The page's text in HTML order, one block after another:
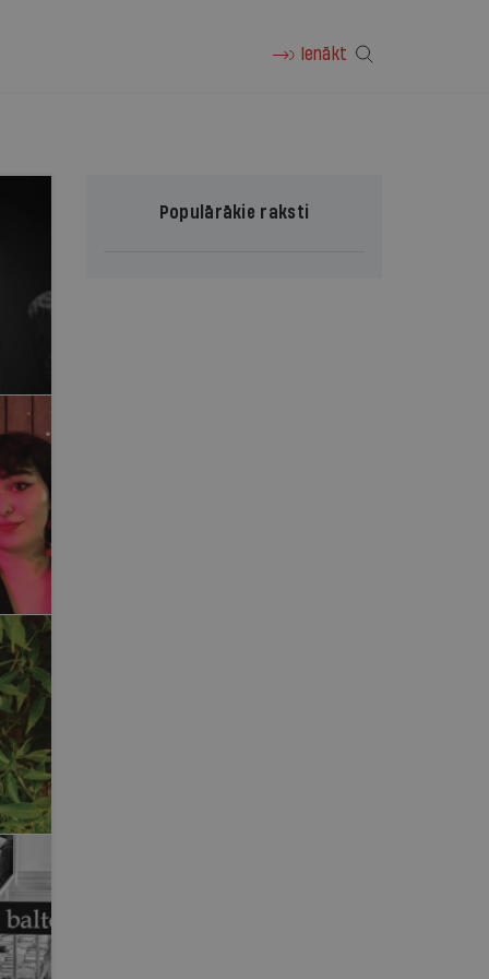
Ienākt
Populārākie raksti